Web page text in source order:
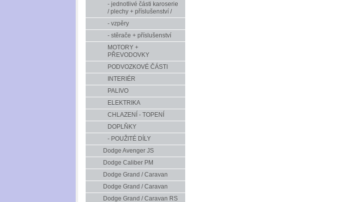
- jednotlivé části karoserie
/ plechy + příslušenství /
- vzpěry
- stěrače + příslušenství
MOTORY +
PŘEVODOVKY
PODVOZKOVÉ ČÁSTI
INTERIÉR
PALIVO
ELEKTRIKA
CHLAZENÍ - TOPENÍ
DOPLŇKY
- POUŽITÉ DÍLY
Dodge Avenger JS
Dodge Caliber PM
Dodge Grand / Caravan
Dodge Grand / Caravan
Dodge Grand / Caravan RS